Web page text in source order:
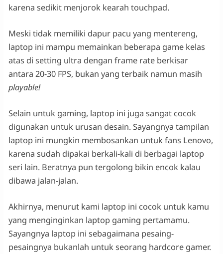
karena sedikit menjorok kearah touchpad.
Meski tidak memiliki dapur pacu yang mentereng,
laptop ini mampu memainkan beberapa game kelas
atas di setting ultra dengan frame rate berkisar
antara 20-30 FPS, bukan yang terbaik namun masih
playable!
Selain untuk gaming, laptop ini juga sangat cocok
digunakan untuk urusan desain. Sayangnya tampilan
laptop ini mungkin membosankan untuk fans Lenovo,
karena sudah dipakai berkali-kali di berbagai laptop
seri lain. Beratnya pun tergolong bikin encok kalau
dibawa jalan-jalan.
Akhirnya, menurut kami laptop ini cocok untuk kamu
yang menginginkan laptop gaming pertamamu.
Sayangnya laptop ini sebagaimana pesaing-
pesaingnya bukanlah untuk seorang hardcore gamer.